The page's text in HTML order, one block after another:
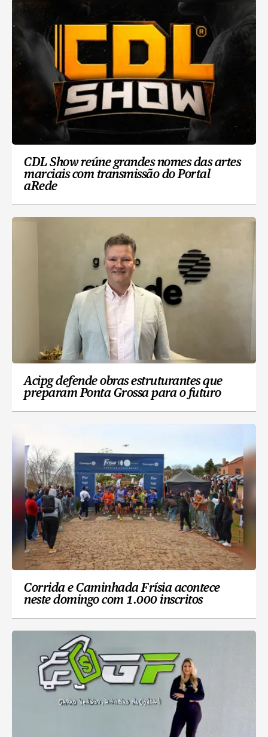
CDL Show reúne grandes nomes das artes
marciais com transmissão do Portal
aRede
Acipg defende obras estruturantes que
preparam Ponta Grossa para o futuro
Corrida e Caminhada Frísia acontece
neste domingo com 1.000 inscritos